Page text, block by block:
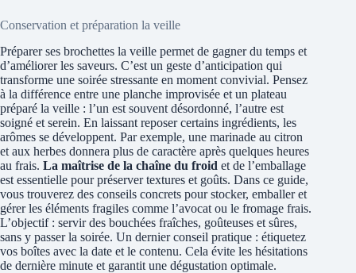
Conservation et préparation la veille
Préparer ses brochettes la veille permet de gagner du temps et
d’améliorer les saveurs. C’est un geste d’anticipation qui
transforme une soirée stressante en moment convivial. Pensez
à la différence entre une planche improvisée et un plateau
préparé la veille : l’un est souvent désordonné, l’autre est
soigné et serein. En laissant reposer certains ingrédients, les
arômes se développent. Par exemple, une marinade au citron
et aux herbes donnera plus de caractère après quelques heures
au frais. La maîtrise de la chaîne du froid et de l’emballage
est essentielle pour préserver textures et goûts. Dans ce guide,
vous trouverez des conseils concrets pour stocker, emballer et
gérer les éléments fragiles comme l’avocat ou le fromage frais.
L’objectif : servir des bouchées fraîches, goûteuses et sûres,
sans y passer la soirée. Un dernier conseil pratique : étiquetez
vos boîtes avec la date et le contenu. Cela évite les hésitations
de dernière minute et garantit une dégustation optimale.